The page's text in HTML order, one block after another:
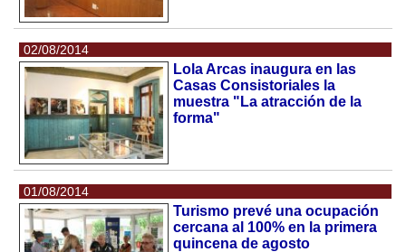
02/08/2014
Lola Arcas inaugura en las
Casas Consistoriales la
muestra "La atracción de la
forma"
01/08/2014
Turismo prevé una ocupación
cercana al 100% en la primera
quincena de agosto